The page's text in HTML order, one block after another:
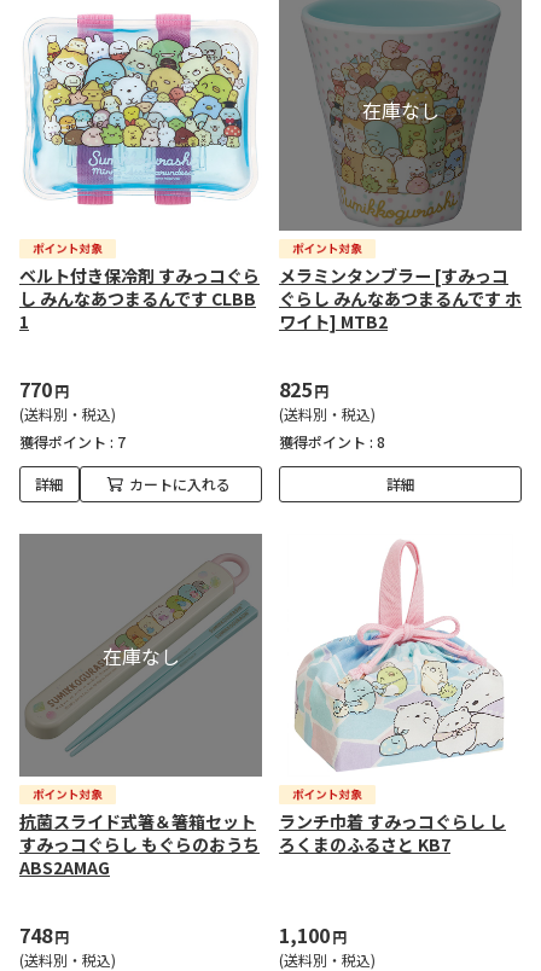
ベルト付き保冷剤 すみっコぐら
し みんなあつまるんです CLBB
1
770円
(送料別・税込)
獲得ポイント : 7
詳細 カートに入れる
メラミンタンブラー [すみっコ
ぐらし みんなあつまるんです ホ
ワイト] MTB2
825円
(送料別・税込)
獲得ポイント : 8
詳細
抗菌スライド式箸＆箸箱セット
すみっコぐらし もぐらのおうち
ABS2AMAG
748円
(送料別・税込)
ランチ巾着 すみっコぐらし し
ろくまのふるさと KB7
1,100円
(送料別・税込)